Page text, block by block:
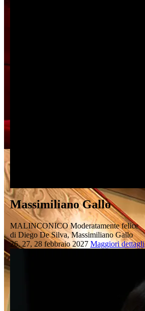
Massimiliano Gallo
MALINCONICO Moderatamente felice
di Diego De Silva, Massimiliano Gallo
26, 27, 28 febbraio 2027 Maggiori dettagli